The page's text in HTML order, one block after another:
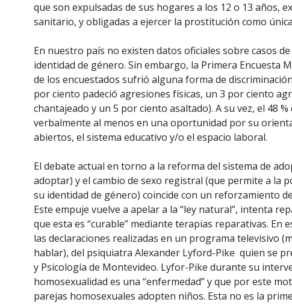
que son expulsadas de sus hogares a los 12 o 13 años,
sanitario, y obligadas a ejercer la prostitución como
En nuestro país no existen datos oficiales sobre casos
identidad de género. Sin embargo, la Primera Encuesta
de los encuestados sufrió alguna forma de
por ciento padeció agresiones físicas, un 3 por ciento
chantajeado y un 5 por ciento asaltado). A su vez, el 48
verbalmente al menos en una oportunidad por su
abiertos, el sistema educativo y/o el espacio laboral.
El debate actual en torno a la reforma del sistema de
adoptar) y el cambio de sexo registral (que permite a la
su identidad de género) coincide con un reforzamiento
Este empuje vuelve a apelar a la “ley natural”, intenta
que esta es “curable” mediante terapias reparativas. En
las declaraciones realizadas en un programa televisivo
hablar), del psiquiatra Alexander Lyford-Pike quien se
y Psicología de Montevideo. Lyfor-Pike durante su
homosexualidad es una “enfermedad” y que por este
parejas homosexuales adopten niños. Esta no es la